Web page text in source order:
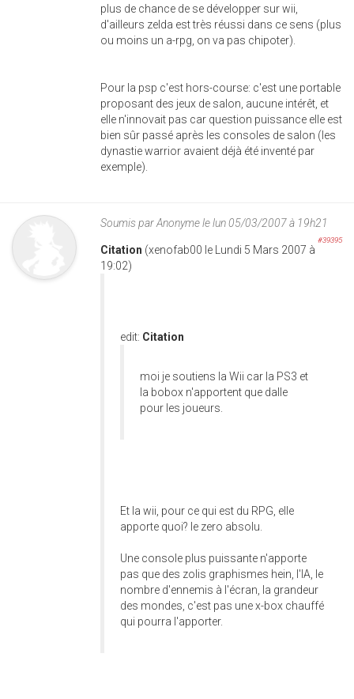
plus de chance de se développer sur wii,
d'ailleurs zelda est très réussi dans ce sens (plus
ou moins un a-rpg, on va pas chipoter).
Pour la psp c'est hors-course: c'est une portable
proposant des jeux de salon, aucune intérêt, et
elle n'innovait pas car question puissance elle est
bien sûr passé après les consoles de salon (les
dynastie warrior avaient déjà été inventé par
exemple).
Soumis parAnonymele lun 05/03/2007 à 19h21
#39395
Citation (xenofab00 le Lundi 5 Mars 2007 à
19:02)
edit: Citation
moi je soutiens la Wii car la PS3 et
la bobox n'apportent que dalle
pour les joueurs.
Et la wii, pour ce qui est du RPG, elle
apporte quoi? le zero absolu.
Une console plus puissante n'apporte
pas que des zolis graphismes hein, l'IA, le
nombre d'ennemis à l'écran, la grandeur
des mondes, c'est pas une x-box chauffé
qui pourra l'apporter.